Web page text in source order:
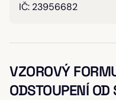
IČ: 23956682
VZOROVÝ
ODSTOUPENÍ